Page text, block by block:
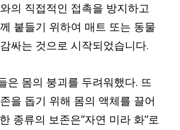
의 직접적인 접촉을 방지하고
붙들기 위하여 매트 또는 동물
싸는 것으로 시작되었습니다.
은 몸의 붕괴를 두려워했다. 뜨
을 돕기 위해 몸의 액체를 끌어
종류의 보존은”자연 미라 화”로